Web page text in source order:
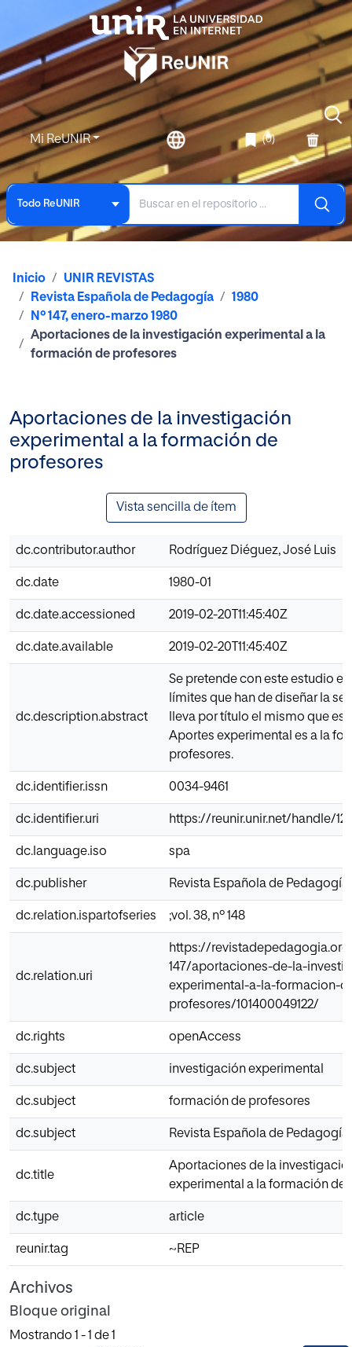
Mi ReUNIR (0)
Todo ReUNIR
Inicio
UNIR REVISTAS
Revista Española de Pedagogía
1980
Nº 147, enero-marzo 1980
Aportaciones de la investigación experimental a la
formación de profesores
Aportaciones de la investigación
experimental a la formación de
profesores
Vista sencilla de ítem
dc.contributor.author Rodríguez Diéguez, José Luis
dc.date 1980-01
dc.date.accessioned 2019-02-20T11:45:40Z
dc.date.available 2019-02-20T11:45:40Z
dc.description.abstract
Se pretende con este estudio
límites que han de diseñar la
lleva por título el mismo que
Aportes experimental es a la
profesores.
dc.identifier.issn 0034-9461
dc.identifier.uri https://reunir.unir.net/handle/
dc.language.iso spa
dc.publisher Revista Española de Pedagogía
dc.relation.ispartofseries ;vol. 38, nº 148
dc.relation.uri
https://
147/aportaciones-de-la-
experimental-a-la-formacion-
profesores/101400049122/
dc.rights openAccess
dc.subject investigación experimental
dc.subject formación de profesores
dc.subject Revista Española de Pedagogía
dc.title
Aportaciones de la
experimental a la formación de
dc.type article
reunir.tag ~REP
Archivos
Bloque original
Mostrando 1 - 1 de 1